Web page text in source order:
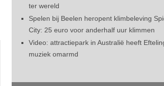
ter wereld
Spelen bij Beelen heropent klimbeleving
City: 25 euro voor anderhalf uur klimmen
Video: attractiepark in Australië heeft
muziek omarmd